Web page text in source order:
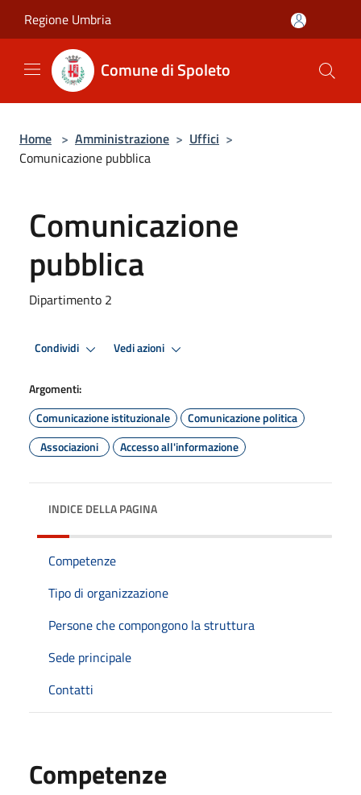
Regione Umbria
Comune di Spoleto
Home > Amministrazione > Uffici >
Comunicazione pubblica
Comunicazione
pubblica
Dipartimento 2
Condividi Vedi azioni
Argomenti:
Comunicazione istituzionale
Comunicazione politica
Associazioni
Accesso all'informazione
INDICE DELLA PAGINA
Competenze
Tipo di organizzazione
Persone che compongono la struttura
Sede principale
Contatti
Competenze